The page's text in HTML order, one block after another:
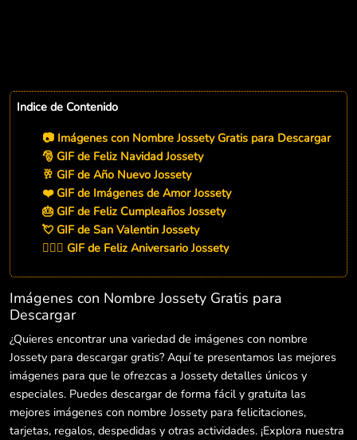
Indice de Contenido
📷 Imágenes con Nombre Jossety Gratis para Descargar
🎅 GIF de Feliz Navidad Jossety
🥂 GIF de Año Nuevo Jossety
❤️ GIF de Imágenes de Amor Jossety
🎂 GIF de Feliz Cumpleaños Jossety
💘 GIF de San Valentin Jossety
👨‍❤️‍👨 GIF de Feliz Aniversario Jossety
Imágenes con Nombre Jossety Gratis para
Descargar
¿Quieres encontrar una variedad de imágenes con nombre
Jossety para descargar gratis? Aquí te presentamos las mejores
imágenes para que le ofrezcas a Jossety detalles únicos y
especiales. Puedes descargar de forma fácil y gratuita las
mejores imágenes con nombre Jossety para felicitaciones,
tarjetas, regalos, despedidas y otras actividades. ¡Explora nuestra